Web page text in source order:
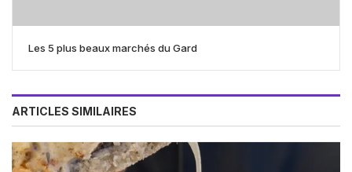
Les 5 plus beaux marchés du Gard
ARTICLES SIMILAIRES